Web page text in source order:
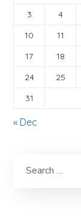
3
4
10
11
17
18
24
25
31
« Dec